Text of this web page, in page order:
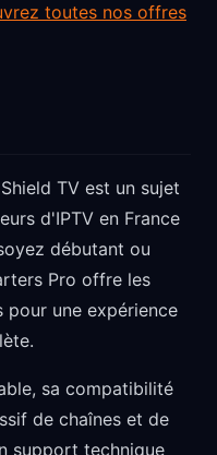
toutes nos offres
TV est un sujet
d'IPTV en France
débutant ou
Pro offre les
pour une expérience
sa compatibilité
de chaînes et de
support technique